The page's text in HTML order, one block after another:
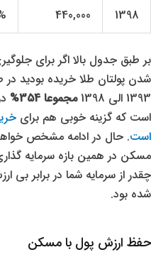
1398
440,000
بر طبق جدول بالا اگر برای
1393 الی 1398
مجموعا 354%
است که گزینه خوبی هم برای
است. حال در ادامه مشخص
مسکن در همین بازه سرمایه
چقدر از سرمایه شما در برابر
شده بود.
حفظ ارزش پول با مسکن